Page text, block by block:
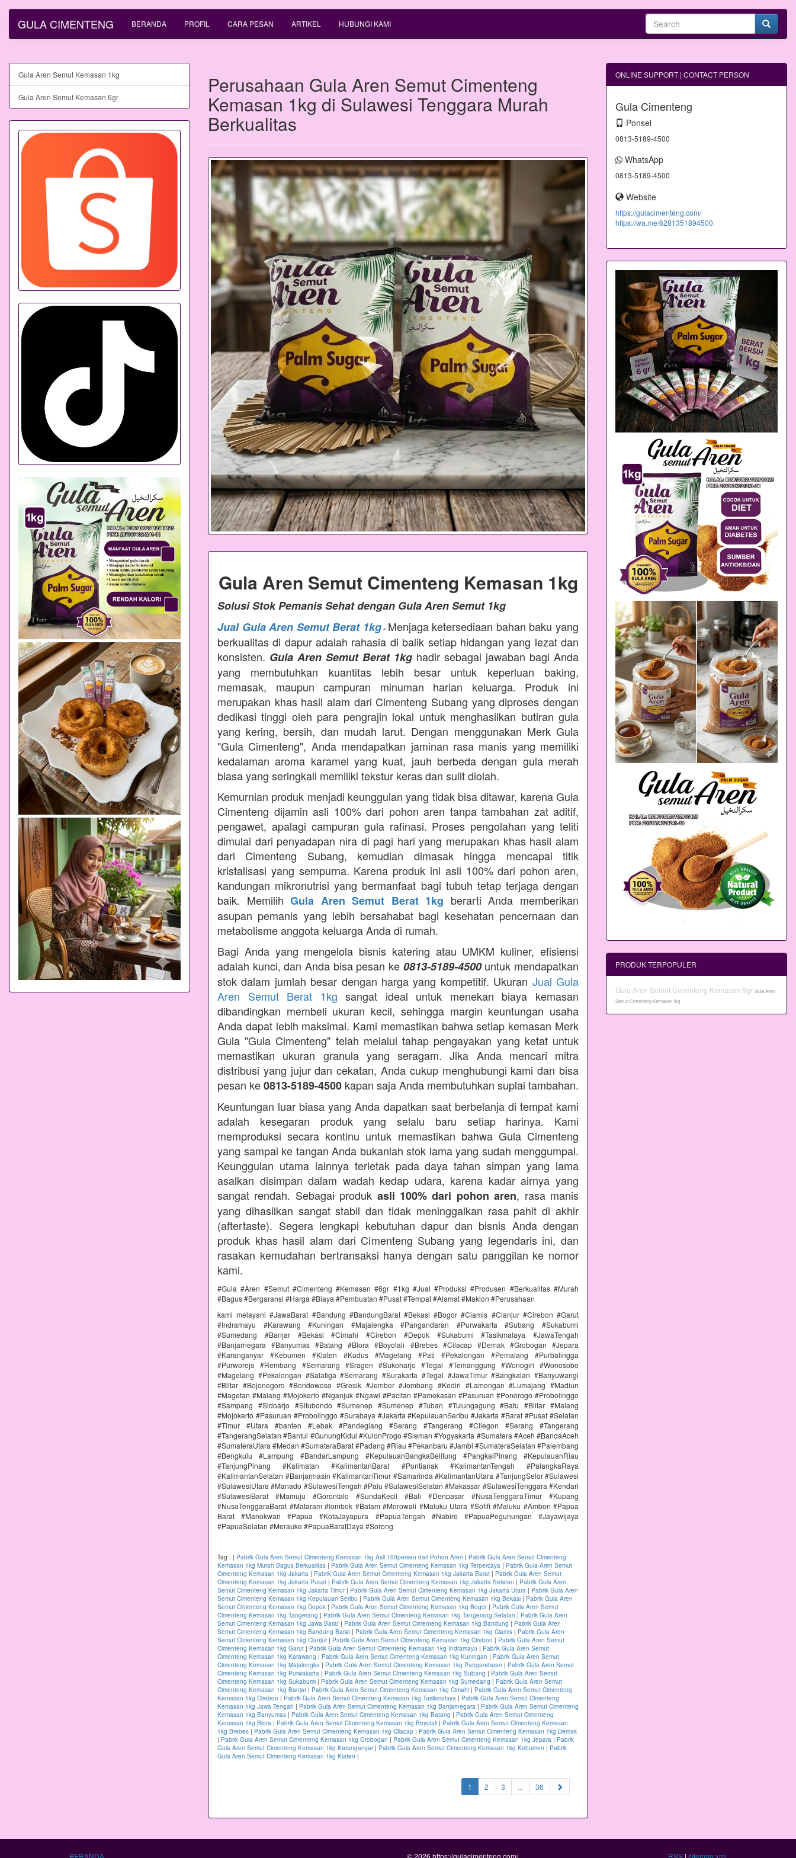
GULA CIMENTENG BERANDA PROFIL CARA PESAN ARTIKEL HUBUNGI KAMI
Perusahaan Gula Aren Semut Cimenteng
Kemasan 1kg di Sulawesi Tenggara Murah
Berkualitas
Gula Aren Semut Cimenteng Kemasan 1kg
Solusi Stok Pemanis Sehat dengan Gula Aren Semut 1kg
Jual Gula Aren Semut Berat 1kg- Menjaga ketersediaan bahan baku yang
berkualitas di dapur adalah rahasia di balik setiap hidangan yang lezat dan
konsisten. Gula Aren Semut Berat 1kg hadir sebagai jawaban bagi Anda
yang membutuhkan kuantitas lebih besar untuk keperluan baking,
memasak, maupun campuran minuman harian keluarga. Produk ini
merupakan khas hasil alam dari Cimenteng Subang yang diproses dengan
dedikasi tinggi oleh para pengrajin lokal untuk menghasilkan butiran gula
yang kering, bersih, dan mudah larut. Dengan menggunakan Merk Gula
"Gula Cimenteng", Anda mendapatkan jaminan rasa manis yang memiliki
kedalaman aroma karamel yang kuat, jauh berbeda dengan gula merah
biasa yang seringkali memiliki tekstur keras dan sulit diolah.
Kemurnian produk menjadi keunggulan yang tidak bisa ditawar, karena Gula
Cimenteng dijamin asli 100% dari pohon aren tanpa tambahan zat aditif,
pengawet, apalagi campuran gula rafinasi. Proses pengolahan yang teliti
dimulai dari penyadapan nira di pagi hari yang merupakan khas hasil alam
dari Cimenteng Subang, kemudian dimasak hingga mencapai titik
kristalisasi yang sempurna. Karena produk ini asli 100% dari pohon aren,
kandungan mikronutrisi yang bermanfaat bagi tubuh tetap terjaga dengan
baik. MemilihGula Aren Semut Berat 1kg berarti Anda memberikan
asupan pemanis yang lebih bersahabat bagi kesehatan pencernaan dan
metabolisme anggota keluarga Anda di rumah.
Bagi Anda yang mengelola bisnis katering atau UMKM kuliner, efisiensi
adalah kunci, dan Anda bisa pesan ke 0813-5189-4500untuk mendapatkan
stok dalam jumlah besar dengan harga yang kompetitif. Ukuran Jual Gula
Aren Semut Berat 1kg sangat ideal untuk menekan biaya kemasan
dibandingkan membeli ukuran kecil, sehingga margin keuntungan usaha
Anda dapat lebih maksimal. Kami memastikan bahwa setiap kemasan Merk
Gula "Gula Cimenteng" telah melalui tahap pengayakan yang ketat untuk
memastikan ukuran granula yang seragam. Jika Anda mencari mitra
distribusi yang jujur dan cekatan, Anda cukup menghubungi kami dan bisa
pesan ke0813-5189-4500 kapan saja Anda membutuhkan suplai tambahan.
Keuntungan luar biasa yang Anda dapatkan saat berbelanja di tempat kami
adalah kesegaran produk yang selalu baru setiap harinya. Kami
memproduksi secara kontinu untuk memastikan bahwa Gula Cimenteng
yang sampai ke tangan Anda bukanlah stok lama yang sudah menggumpal.
Keunggulan utama lainnya terletak pada daya tahan simpan yang lama
asalkan disimpan dalam wadah kedap udara, karena kadar airnya yang
sangat rendah. Sebagai produk asli 100% dari pohon aren, rasa manis
yang dihasilkan sangat stabil dan tidak meninggalkan rasa pahit di akhir
(aftertaste). Segera lengkapi kebutuhan dapur dan bisnis Anda dengan
produk khas hasil alam dari Cimenteng Subang yang legendaris ini, dan
rasakan kemudahan bertransaksi hanya dengan satu panggilan ke nomor
kami.
#Gula #Aren #Semut #Cimenteng #Kemasan #6gr #1kg #Jual #Produksi #Produsen #Berkualitas #Murah
#Bagus #Bergaransi #Harga #Biaya #Pembuatan #Pusat #Tempat #Alamat #Maklon #Perusahaan
kami melayani #JawaBarat #Bandung #BandungBarat #Bekasi #Bogor #Ciamis #Cianjur #Cirebon #Garut
#Indramayu #Karawang #Kuningan #Majalengka #Pangandaran #Purwakarta #Subang #Sukabumi
#Sumedang #Banjar #Bekasi #Cimahi #Cirebon #Depok #Sukabumi #Tasikmalaya #JawaTengah
#Banjarnegara #Banyumas #Batang #Blora #Boyolali #Brebes #Cilacap #Demak #Grobogan #Jepara
#Karanganyar #Kebumen #Klaten #Kudus #Magelang #Pati #Pekalongan #Pemalang #Purbalingga
#Purworejo #Rembang #Semarang #Sragen #Sukoharjo #Tegal #Temanggung #Wonogiri #Wonosobo
#Magelang #Pekalongan #Salatiga #Semarang #Surakarta #Tegal #JawaTimur #Bangkalan #Banyuwangi
#Blitar #Bojonegoro #Bondowoso #Gresik #Jember #Jombang #Kediri #Lamongan #Lumajang #Madiun
#Magetan #Malang #Mojokerto #Nganjuk #Ngawi #Pacitan #Pamekasan #Pasuruan #Ponorogo #Probolinggo
#Sampang #Sidoarjo #Situbondo #Sumenep #Sumenep #Tuban #Tulungagung #Batu #Blitar #Malang
#Mojokerto #Pasuruan #Probolinggo #Surabaya #Jakarta #KepulauanSeribu #Jakarta #Barat #Pusat #Selatan
#Timur #Utara #banten #Lebak #Pandeglang #Serang #Tangerang #Cilegon #Serang #Tangerang
#TangerangSelatan #Bantul #GunungKidul #KulonProgo #Sleman #Yogyakarta #Sumatera #Aceh #BandaAceh
#SumateraUtara #Medan #SumateraBarat #Padang #Riau #Pekanbaru #Jambi #SumateraSelatan #Palembang
#Bengkulu #Lampung #BandarLampung #KepulauanBangkaBelitung #PangkalPinang #KepulauanRiau
#TanjungPinang #Kalimatan #KalimantanBarat #Pontianak #KalimantanTengah #PalangkaRaya
#KalimantanSelatan #Banjarmasin #KalimantanTimur #Samarinda #KalimantanUtara #TanjungSelor #Sulawesi
#SulawesiUtara #Manado #SulawesiTengah #Palu #SulawesiSelatan #Makassar #SulawesiTenggara #Kendari
#SulawesiBarat #Mamuju #Gorontalo #SundaKecil #Bali #Denpasar #NusaTenggaraTimur #Kupang
#NusaTenggaraBarat #Mataram #lombok #Batam #Morowali #Maluku Utara #Sofifi #Maluku #Ambon #Papua
Barat #Manokwari #Papua #KotaJayapura #PapuaTengah #Nabire #PapuaPegunungan #Jayawijaya
#PapuaSelatan #Merauke #PapuaBaratDaya #Sorong
Tag : | Pabrik Gula Aren Semut Cimenteng Kemasan 1kg Asli 100persen dari Pohon Aren | Pabrik Gula Aren Semut Cimenteng
Kemasan 1kg Murah Bagus Berkualitas | Pabrik Gula Aren Semut Cimenteng Kemasan 1kg Terpercaya | Pabrik Gula Aren Semut
Cimenteng Kemasan 1kg Jakarta | Pabrik Gula Aren Semut Cimenteng Kemasan 1kg Jakarta Barat | Pabrik Gula Aren Semut
Cimenteng Kemasan 1kg Jakarta Pusat | Pabrik Gula Aren Semut Cimenteng Kemasan 1kg Jakarta Selatan | Pabrik Gula Aren
Semut Cimenteng Kemasan 1kg Jakarta Timur| Pabrik Gula Aren Semut Cimenteng Kemasan 1kg Jakarta Utara | Pabrik Gula Aren
Semut Cimenteng Kemasan 1kg Kepulauan Seribu | Pabrik Gula Aren Semut Cimenteng Kemasan 1kg Bekasi | Pabrik Gula Aren
Semut Cimenteng Kemasan 1kg Depok | Pabrik Gula Aren Semut Cimenteng Kemasan 1kg Bogor| Pabrik Gula Aren Semut
Cimenteng Kemasan 1kg Tangerang | Pabrik Gula Aren Semut Cimenteng Kemasan 1kg Tangerang Selatan | Pabrik Gula Aren
Semut Cimenteng Kemasan 1kg Jawa Barat | Pabrik Gula Aren Semut Cimenteng Kemasan 1kg Bandung | Pabrik Gula Aren
Semut Cimenteng Kemasan 1kg Bandung Barat | Pabrik Gula Aren Semut Cimenteng Kemasan 1kg Ciamis | Pabrik Gula Aren
Semut Cimenteng Kemasan 1kg Cianjur| Pabrik Gula Aren Semut Cimenteng Kemasan 1kg Cirebon | Pabrik Gula Aren Semut
Cimenteng Kemasan 1kg Garut | Pabrik Gula Aren Semut Cimenteng Kemasan 1kg Indramayu | Pabrik Gula Aren Semut
Cimenteng Kemasan 1kg Karawang | Pabrik Gula Aren Semut Cimenteng Kemasan 1kg Kuningan | Pabrik Gula Aren Semut
Cimenteng Kemasan 1kg Majalengka | Pabrik Gula Aren Semut Cimenteng Kemasan 1kg Pangandaran | Pabrik Gula Aren Semut
Cimenteng Kemasan 1kg Purwakarta | Pabrik Gula Aren Semut Cimenteng Kemasan 1kg Subang | Pabrik Gula Aren Semut
Cimenteng Kemasan 1kg Sukabumi | Pabrik Gula Aren Semut Cimenteng Kemasan 1kg Sumedang | Pabrik Gula Aren Semut
Cimenteng Kemasan 1kg Banjar| Pabrik Gula Aren Semut Cimenteng Kemasan 1kg Cimahi | Pabrik Gula Aren Semut Cimenteng
Kemasan 1kg Cirebon | Pabrik Gula Aren Semut Cimenteng Kemasan 1kg Tasikmalaya | Pabrik Gula Aren Semut Cimenteng
Kemasan 1kg Jawa Tengah | Pabrik Gula Aren Semut Cimenteng Kemasan 1kg Banjarnegara | Pabrik Gula Aren Semut Cimenteng
Kemasan 1kg Banyumas | Pabrik Gula Aren Semut Cimenteng Kemasan 1kg Batang | Pabrik Gula Aren Semut Cimenteng
Kemasan 1kg Blora | Pabrik Gula Aren Semut Cimenteng Kemasan 1kg Boyolali | Pabrik Gula Aren Semut Cimenteng Kemasan
1kg Brebes | Pabrik Gula Aren Semut Cimenteng Kemasan 1kg Cilacap | Pabrik Gula Aren Semut Cimenteng Kemasan 1kg Demak
| Pabrik Gula Aren Semut Cimenteng Kemasan 1kg Grobogan | Pabrik Gula Aren Semut Cimenteng Kemasan 1kg Jepara | Pabrik
Gula Aren Semut Cimenteng Kemasan 1kg Karanganyar| Pabrik Gula Aren Semut Cimenteng Kemasan 1kg Kebumen | Pabrik
Gula Aren Semut Cimenteng Kemasan 1kg Klaten |
1 (current)
2 3 ... 36
Gula Aren Semut Kemasan 1kg
Gula Aren Semut Kemasan 6gr
ONLINE SUPPORT | CONTACT PERSON
Gula Cimenteng
Ponsel
0813-5189-4500
WhatsApp
0813-5189-4500
Website
https://gulacimenteng.com/
https://wa.me/6281351894500
PRODUK TERPOPULER
Gula Aren Semut Cimenteng Kemasan 6gr Gula Aren
Semut Cimenteng Kemasan 1kg
BERANDA © 2026 https://gulacimenteng.com/ RSS | sitemap.xml